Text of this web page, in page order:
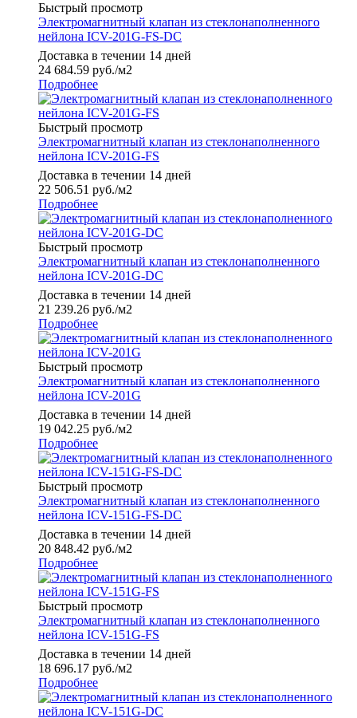
Быстрый просмотр
Электромагнитный клапан из стеклонаполненного
нейлона ICV-201G-FS-DC
Доставка в течении 14 дней
24 684.59 руб./м2
Подробнее
Быстрый просмотр
Электромагнитный клапан из стеклонаполненного
нейлона ICV-201G-FS
Доставка в течении 14 дней
22 506.51 руб./м2
Подробнее
Быстрый просмотр
Электромагнитный клапан из стеклонаполненного
нейлона ICV-201G-DC
Доставка в течении 14 дней
21 239.26 руб./м2
Подробнее
Быстрый просмотр
Электромагнитный клапан из стеклонаполненного
нейлона ICV-201G
Доставка в течении 14 дней
19 042.25 руб./м2
Подробнее
Быстрый просмотр
Электромагнитный клапан из стеклонаполненного
нейлона ICV-151G-FS-DC
Доставка в течении 14 дней
20 848.42 руб./м2
Подробнее
Быстрый просмотр
Электромагнитный клапан из стеклонаполненного
нейлона ICV-151G-FS
Доставка в течении 14 дней
18 696.17 руб./м2
Подробнее